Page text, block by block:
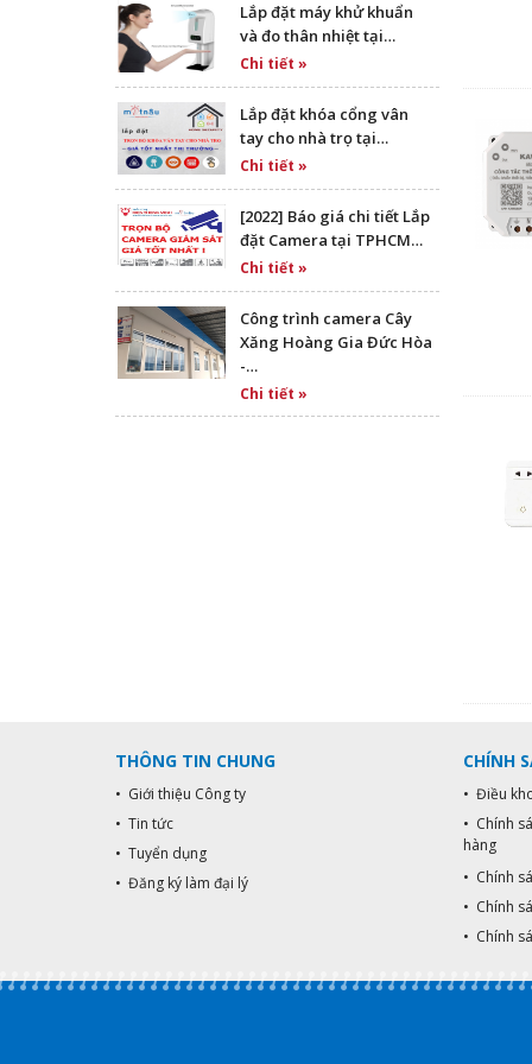
Lắp đặt máy khử khuẩn
và đo thân nhiệt tại…
Chi tiết »
Lắp đặt khóa cổng vân
tay cho nhà trọ tại…
Chi tiết »
[2022] Báo giá chi tiết Lắp
đặt Camera tại TPHCM…
Chi tiết »
Công trình camera Cây
Xăng Hoàng Gia Đức Hòa
-…
Chi tiết »
THÔNG TIN CHUNG
• Giới thiệu Công ty
• Tin tức
• Tuyển dụng
• Đăng ký làm đại lý
CHÍNH
• Điều
• Chính
hàng
• Chính
• Chính
• Chính